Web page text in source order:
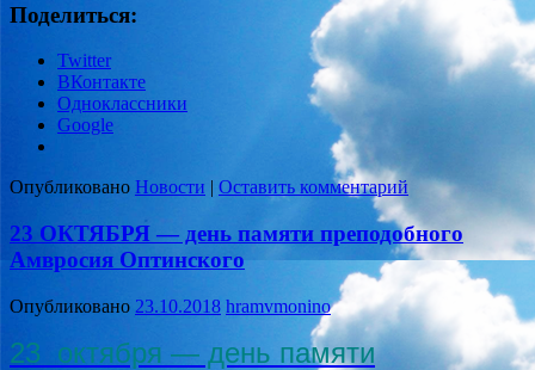
Поделиться:
Twitter
ВКонтакте
Одноклассники
Google
Опубликовано Новости | Оставить комментарий
23 ОКТЯБРЯ — день памяти преподобного
Амвросия Оптинского
Опубликовано 23.10.2018 hramvmonino
23 октября — день памяти